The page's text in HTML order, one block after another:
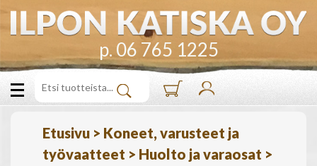
p. 06 765 1225
Etusivu > Koneet, varusteet ja
työvaatteet > Huolto ja varaosat >